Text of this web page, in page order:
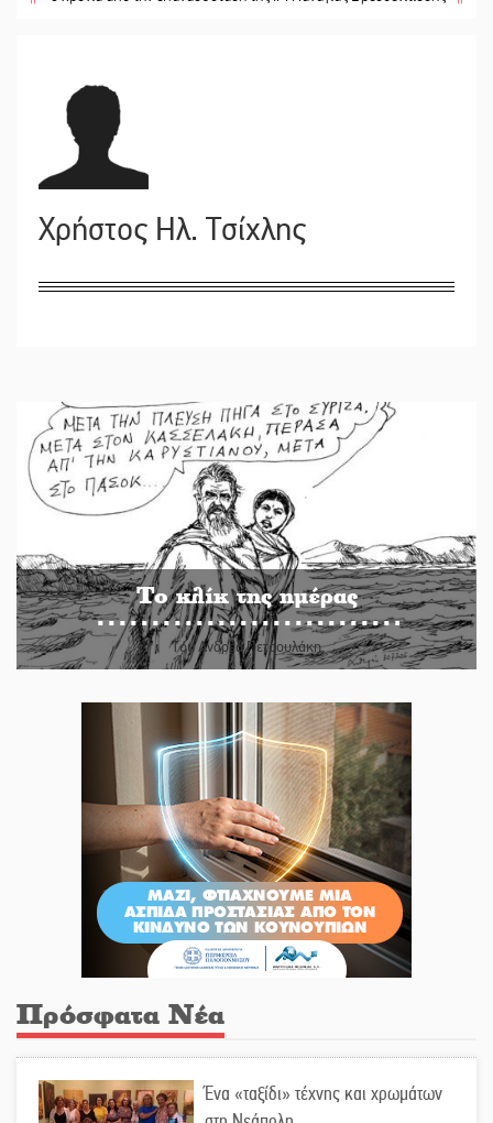
Χρήστος Ηλ. Τσίχλης
Το κλίκ της ημέρας
Του Ανδρέα Πετρουλάκη
Πρόσφατα Νέα
Ένα «ταξίδι» τέχνης και χρωμάτων